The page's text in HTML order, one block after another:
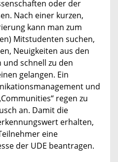
oder der
Nach einer kurzen,
kann man zum
Mitstudenten suchen,
Neuigkeiten aus den
schnell zu den
gelangen. Ein
und
regen zu
an. Damit die
erhalten,
eine
der UDE beantragen.